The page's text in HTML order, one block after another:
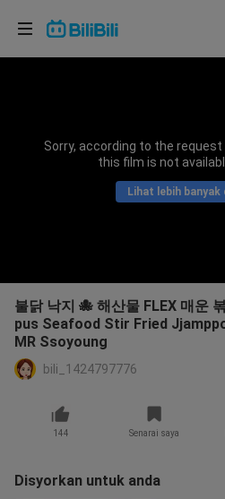
Sorry, according to the
this film is not
Lihat lebih banyak
불닭 낙지 🐙 해산물 FLEX 매운
pus Seafood Stir Fried
MR Ssoyoung
bili_1424797776
144 Senarai saya
Disyorkan untuk anda
Pilih bahasa
Bahasa Indonesia